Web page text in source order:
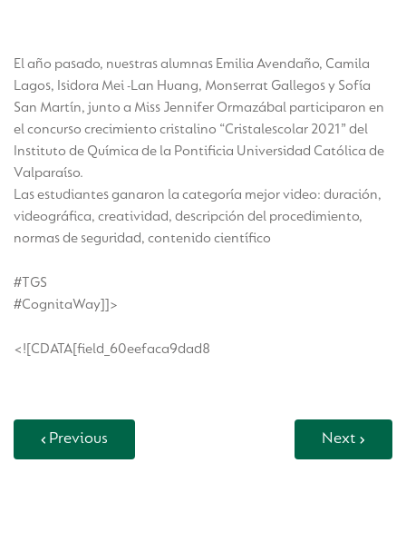
El año pasado, nuestras alumnas Emilia Avendaño, Camila
Lagos, Isidora Mei -Lan Huang, Monserrat Gallegos y Sofía
San Martín, junto a Miss Jennifer Ormazábal participaron en
el concurso crecimiento cristalino “Cristalescolar 2021” del
Instituto de Química de la Pontificia Universidad Católica de
Valparaíso.
Las estudiantes ganaron la categoría mejor video: duración,
videográfica, creatividad, descripción del procedimiento,
normas de seguridad, contenido científico
#TGS
#CognitaWay]]>
<![CDATA[field_60eefaca9dad8
Previous Next